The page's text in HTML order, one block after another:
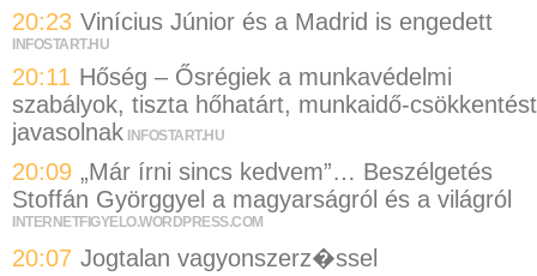
20:23 Vinícius Júnior és a Madrid is engedett
INFOSTART.HU
20:11 Hőség – Ősrégiek a munkavédelmi
szabályok, tiszta hőhatárt, munkaidő-csökkentést
javasolnak INFOSTART.HU
20:09 „Már írni sincs kedvem”… Beszélgetés
Stoffán Györggyel a magyarságról és a világról
INTERNETFIGYELO.WORDPRESS.COM
20:07 Jogtalan vagyonszerz�ssel